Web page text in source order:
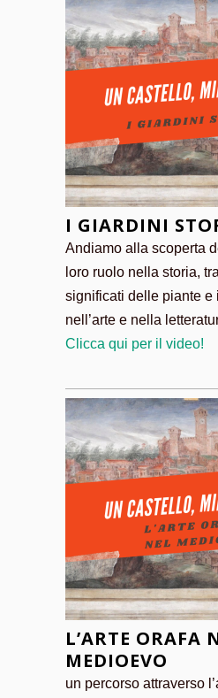
I GIARDINI
Andiamo alla scoperta
loro ruolo nella storia,
significati delle piante e
nell’arte e nella
Clicca qui per il video!
L’ARTE ORAFA
MEDIOEVO
un percorso attraverso